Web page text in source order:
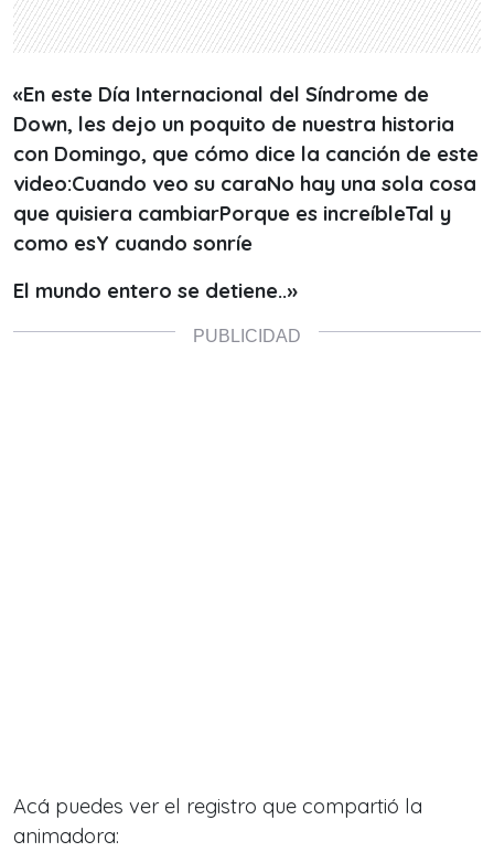
«En este Día Internacional del Síndrome de
Down, les dejo un poquito de nuestra historia
con Domingo, que cómo dice la canción de este
video:Cuando veo su caraNo hay una sola cosa
que quisiera cambiarPorque es increíbleTal y
como esY cuando sonríe
El mundo entero se detiene..»
Acá puedes ver el registro que compartió la
animadora: